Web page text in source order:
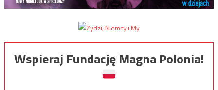
Wspieraj Fundację Magna Polonia!